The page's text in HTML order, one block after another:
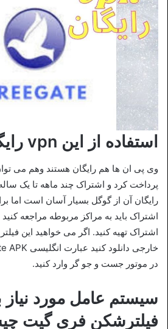
استفاده از این vpn رایگان است؟
وی پی ان ها هم رایگان هستند وهم می
پرداخت کرد و اشتراک چند ماهه تا یک
رایگان آن از گوگل بسیار آسان است اما
اشتراک باید به مراکز مربوطه مراجعه کنید
اشتراک تهیه کنید. اگر می خواهید این
در موتور جست و جو گر وارد کنید.
سیستم عامل مورد
فیلترشکن فری گیت